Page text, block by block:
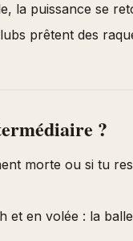
la puissance se
prêtent des
?
morte ou si tu
et en volée : la